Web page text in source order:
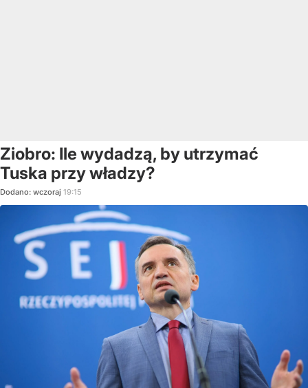
Ziobro: Ile wydadzą, by utrzymać
Tuska przy władzy?
Dodano: wczoraj 19:15